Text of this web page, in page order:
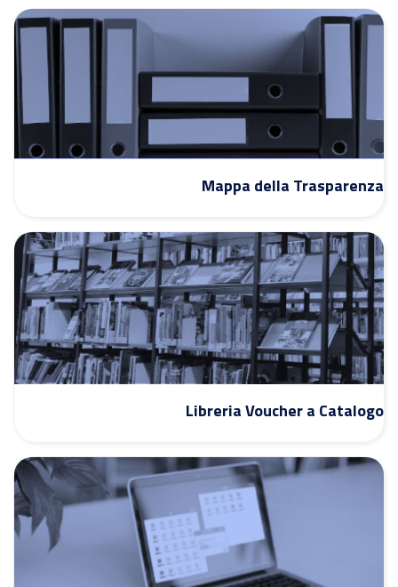
Mappa della Trasparenza
Libreria Voucher a Catalogo